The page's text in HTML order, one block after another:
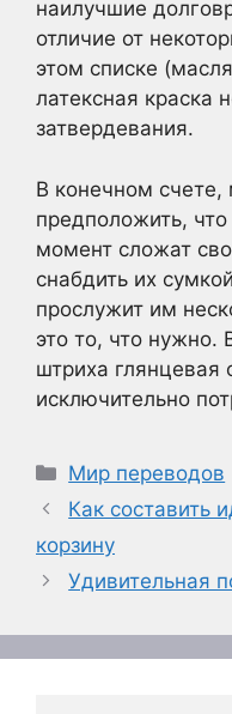
наилучшие
отличие от
этом списке
латексная краска
затвердевания.
В конечном
предположить,
момент сложат
снабдить их
прослужит им
это то, что нужно.
штриха глянцевая
исключительно
Рубрики
Мир переводов
Как составить
корзину
Удивительная